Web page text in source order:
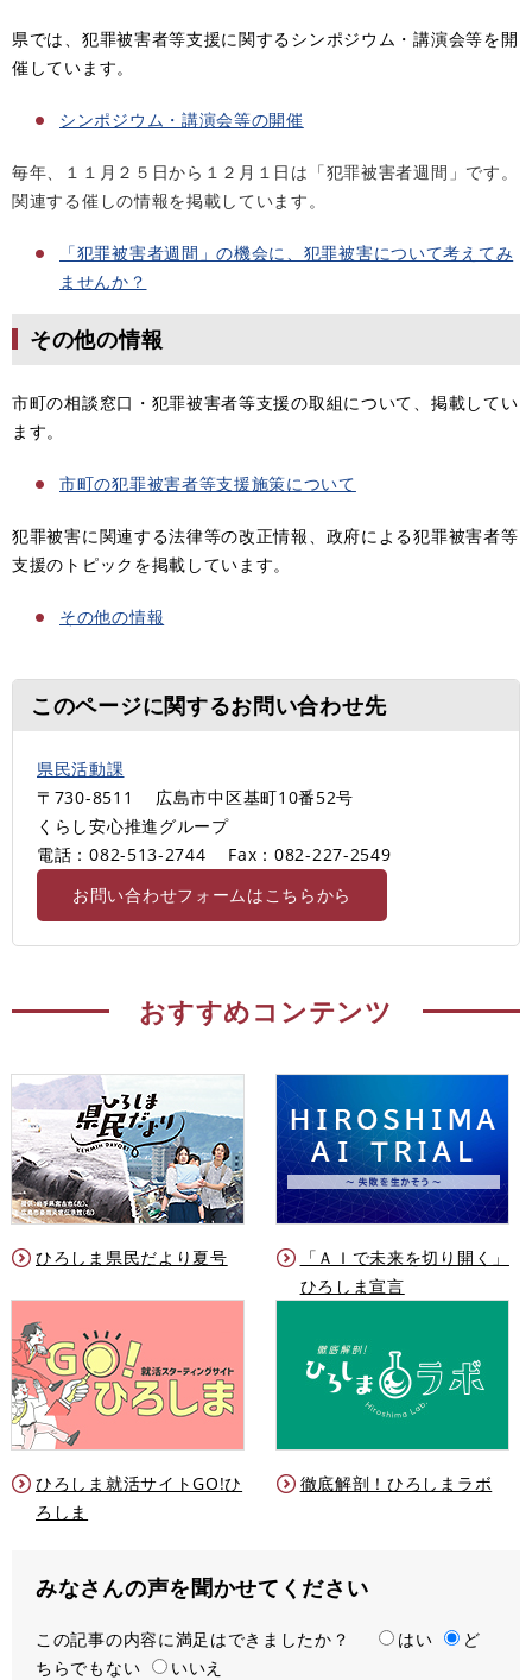
県では、犯罪被害者等支援に関するシンポジウム・講演会等を開
催しています。
シンポジウム・講演会等の開催
毎年、１１月２５日から１２月１日は「犯罪被害者週間」です。
関連する催しの情報を掲載しています。
「犯罪被害者週間」の機会に、犯罪被害について考えてみ
ませんか？
その他の情報
市町の相談窓口・犯罪被害者等支援の取組について、掲載してい
ます。
市町の犯罪被害者等支援施策について
犯罪被害に関連する法律等の改正情報、政府による犯罪被害者等
支援のトピックを掲載しています。
その他の情報
このページに関するお問い合わせ先
県民活動課
〒730-8511
広島市中区基町10番52号
くらし安心推進グループ
電話：082-513-2744
Fax：082-227-2549
お問い合わせフォームはこちらから
おすすめコンテンツ
ひろしま県民だより夏号
「ＡＩで未来を切り開く」
ひろしま宣言
ひろしま就活サイトGO!ひ
ろしま
徹底解剖！ひろしまラボ
みなさんの声を聞かせてください
満
足
この記事の内容に満足はできましたか？ はい
ど
ちらでもない
いいえ